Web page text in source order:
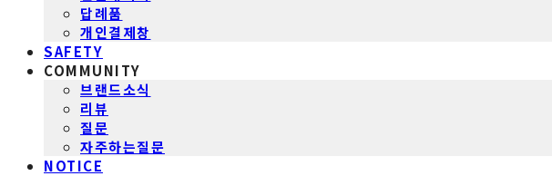
답례품
개인결제창
SAFETY
COMMUNITY
브랜드소식
리뷰
질문
자주하는질문
NOTICE